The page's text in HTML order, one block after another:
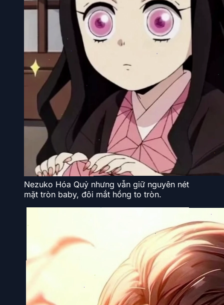
Nezuko Hóa Quỷ nhưng vẫn giữ nguyên nét
mặt tròn baby, đôi mắt hồng to tròn.